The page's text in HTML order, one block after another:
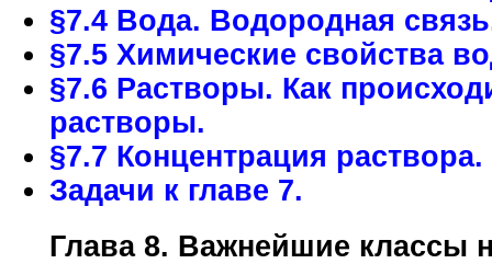
§7.4 Вода. Водородная
§7.5 Химические свойства
§7.6 Растворы. Как
растворы.
§7.7 Концентрация раствора.
Задачи к главе 7.
Глава 8. Важнейшие классы